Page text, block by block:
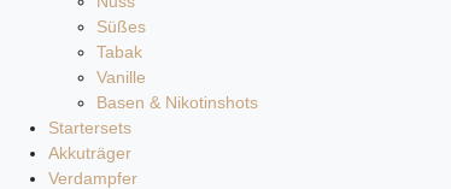
Süßes
Tabak
Vanille
Basen & Nikotinshots
Startersets
Akkuträger
Verdampfer